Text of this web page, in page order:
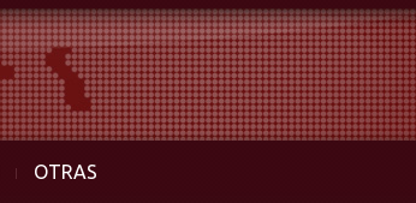
OTRAS